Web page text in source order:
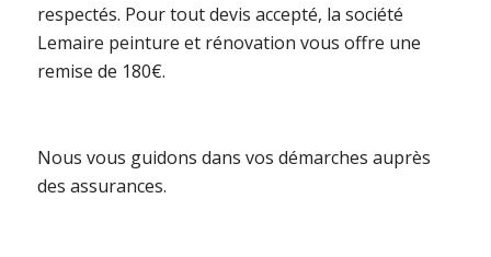
respectés. Pour tout devis accepté, la société
Lemaire peinture et rénovation vous offre une
remise de 180€.
Nous vous guidons dans vos démarches auprès
des assurances.